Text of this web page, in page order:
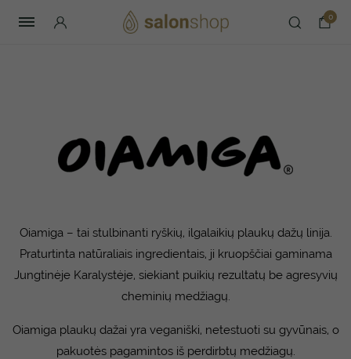
0
Oiamiga – tai stulbinanti ryškių, ilgalaikių plaukų dažų linija.
Praturtinta natūraliais ingredientais, ji kruopščiai gaminama
Jungtinėje Karalystėje, siekiant puikių rezultatų be agresyvių
cheminių medžiagų.
Oiamiga plaukų dažai yra veganiški, netestuoti su gyvūnais, o
pakuotės pagamintos iš perdirbtų medžiagų.